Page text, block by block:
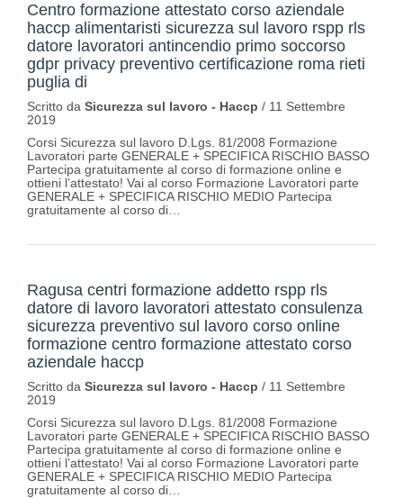
Centro formazione attestato corso aziendale
haccp alimentaristi sicurezza sul lavoro rspp rls
datore lavoratori antincendio primo soccorso
gdpr privacy preventivo certificazione roma rieti
puglia di
Scritto da Sicurezza sul lavoro - Haccp / 11 Settembre
2019
Corsi Sicurezza sul lavoro D.Lgs. 81/2008 Formazione
Lavoratori parte GENERALE + SPECIFICA RISCHIO BASSO
Partecipa gratuitamente al corso di formazione online e
ottieni l’attestato! Vai al corso Formazione Lavoratori parte
GENERALE + SPECIFICA RISCHIO MEDIO Partecipa
gratuitamente al corso di…
Ragusa centri formazione addetto rspp rls
datore di lavoro lavoratori attestato consulenza
sicurezza preventivo sul lavoro corso online
formazione centro formazione attestato corso
aziendale haccp
Scritto da Sicurezza sul lavoro - Haccp / 11 Settembre
2019
Corsi Sicurezza sul lavoro D.Lgs. 81/2008 Formazione
Lavoratori parte GENERALE + SPECIFICA RISCHIO BASSO
Partecipa gratuitamente al corso di formazione online e
ottieni l’attestato! Vai al corso Formazione Lavoratori parte
GENERALE + SPECIFICA RISCHIO MEDIO Partecipa
gratuitamente al corso di…